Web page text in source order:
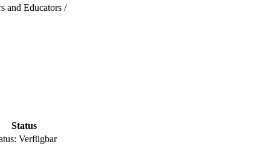
and Educators /
Status
Verfügbar